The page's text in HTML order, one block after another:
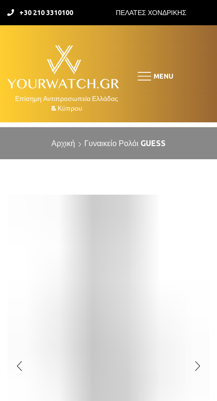
+30 210 3310100 ΠΕΛΑΤΕΣ ΧΟΝΔΡΙΚΗΣ
MENU
Αρχική Γυναικείο Ρολόι GUESS